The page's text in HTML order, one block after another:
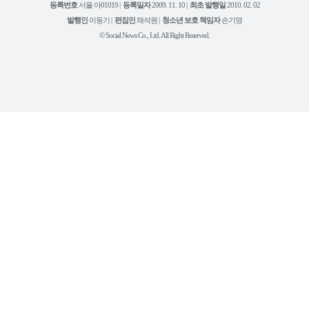
램
유
튜
등록번호 서울 아01019 | 등록일자2009. 11. 10 | 최초 발행일2010. 02. 02
발행인 이동기 | 편집인채석원 | 청소년 보호 책임자손기영
© Social News Co., Ltd. All Right Reserved.